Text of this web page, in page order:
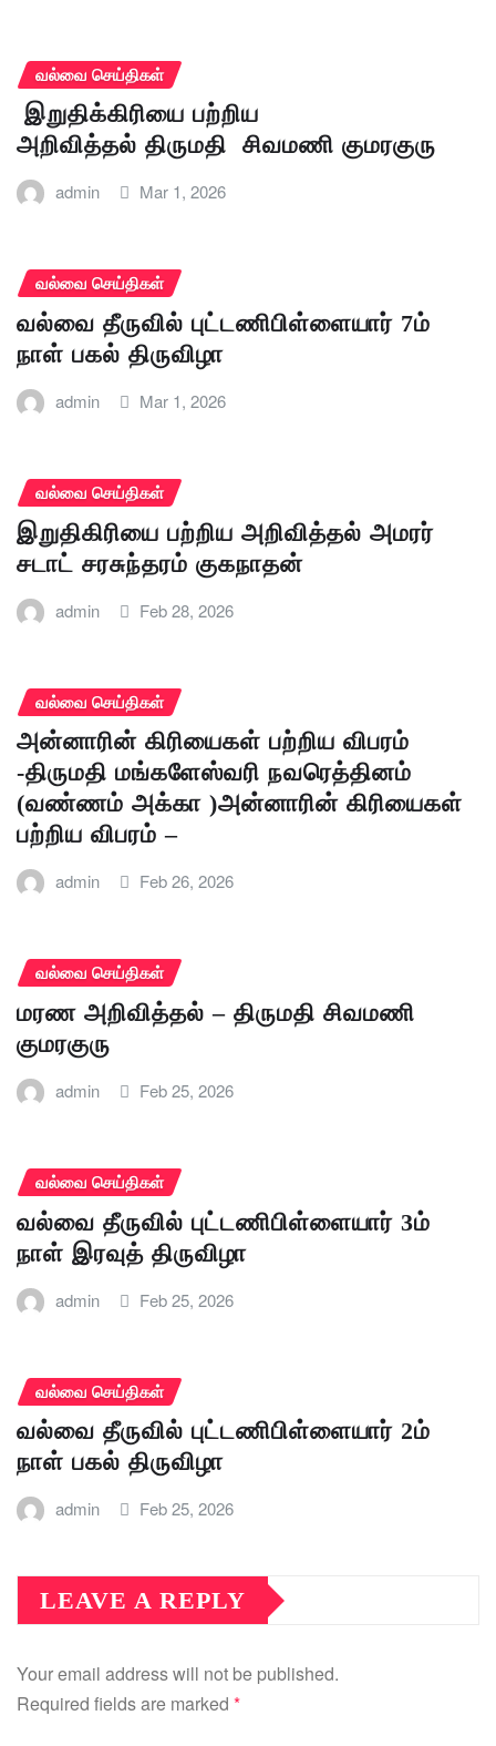
வல்வை செய்திகள்
இறுதிக்கிரியை பற்றிய
அறிவித்தல் திருமதி சிவமணி குமரகுரு
admin Mar 1, 2026
வல்வை செய்திகள்
வல்வை தீருவில் புட்டணிபிள்ளையார் 7ம்
நாள் பகல் திருவிழா
admin Mar 1, 2026
வல்வை செய்திகள்
இறுதிகிரியை பற்றிய அறிவித்தல் அமரர்
சடாட் சரசுந்தரம் குகநாதன்
admin Feb 28, 2026
வல்வை செய்திகள்
அன்னாரின் கிரியைகள் பற்றிய விபரம்
-திருமதி மங்களேஸ்வரி நவரெத்தினம்
(வண்ணம் அக்கா )அன்னாரின் கிரியைகள்
பற்றிய விபரம் –
admin Feb 26, 2026
வல்வை செய்திகள்
மரண அறிவித்தல் – திருமதி சிவமணி
குமரகுரு
admin Feb 25, 2026
வல்வை செய்திகள்
வல்வை தீருவில் புட்டணிபிள்ளையார் 3ம்
நாள் இரவுத் திருவிழா
admin Feb 25, 2026
வல்வை செய்திகள்
வல்வை தீருவில் புட்டணிபிள்ளையார் 2ம்
நாள் பகல் திருவிழா
admin Feb 25, 2026
LEAVE A REPLY
Your email address will not be published.
Required fields are marked *